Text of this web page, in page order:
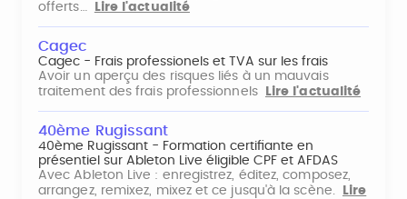
offerts…
Lire l'actualité
Cagec
Cagec - Frais professionels et TVA sur les frais
Avoir un aperçu des risques liés à un mauvais
traitement des frais professionnels
Lire l'actualité
40ème Rugissant
40ème Rugissant - Formation certifiante en
présentiel sur Ableton Live éligible CPF et AFDAS
Avec Ableton Live : enregistrez, éditez, composez,
arrangez, remixez, mixez et ce jusqu'à la scène.
Lire